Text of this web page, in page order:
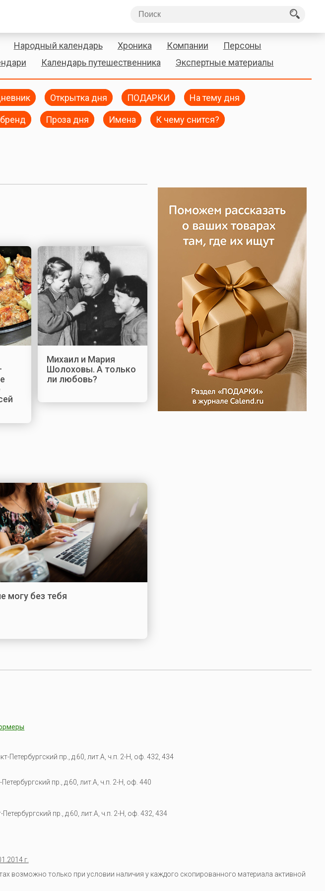
Народный календарь Хроника Компании
Персоны
Календарь путешественника Экспертные материалы
Открытка дня ПОДАРКИ На тему дня
Проза дня Имена К чему снится?
Михаил и Мария
Шолоховы. А только
ли любовь?
могу без тебя
Петербургский пр., д.60, лит.А, ч.п. 2-Н, оф. 432, 434
пр., д.60, лит.А, ч.п. 2-Н, оф. 440
Петербургский пр., д.60, лит.А, ч.п. 2-Н, оф. 432, 434
г.
возможно только при условии наличия у каждого скопированного материала активной